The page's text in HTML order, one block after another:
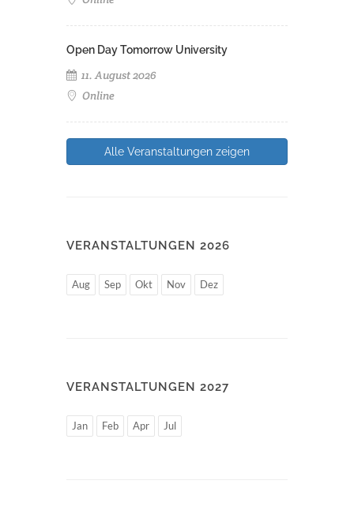
Open Day Tomorrow University
11. August 2026
Online
Alle Veranstaltungen zeigen
VERANSTALTUNGEN 2026
Aug Sep Okt Nov Dez
VERANSTALTUNGEN 2027
Jan Feb Apr Jul